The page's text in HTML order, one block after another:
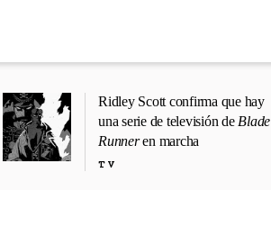
Ridley Scott confirma que hay
una serie de televisión de Blade
Runneren marcha
TV